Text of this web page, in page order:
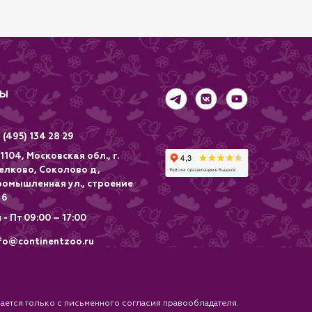
(495) 134 28 29
Московская обл., г.
Соколово д,
ул., строение
- Пт 09:00 – 17:00
только с письменного согласия правообладателя.